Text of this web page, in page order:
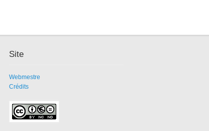
Site
Webmestre
Crédits